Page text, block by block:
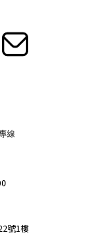
線
號1樓